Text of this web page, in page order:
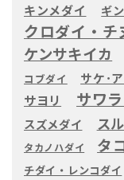
キンメダイ ギ
クロダイ・チ
ケンサキイカ
コブダイ サケ･
サヨリ サワ
スズメダイ ス
タカノハダイ タ
チダイ・レンコダイ